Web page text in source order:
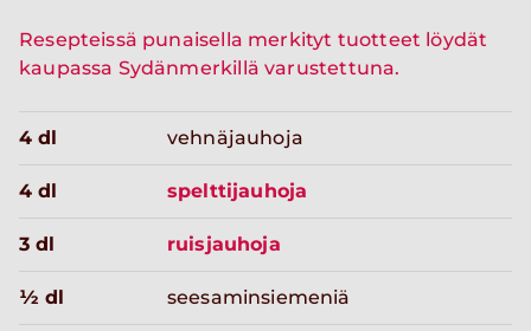
Resepteissä punaisella merkityt tuotteet löydät
kaupassa Sydänmerkillä varustettuna.
4 dl vehnäjauhoja
4 dl spelttijauhoja
3 dl ruisjauhoja
½ dl seesaminsiemeniä